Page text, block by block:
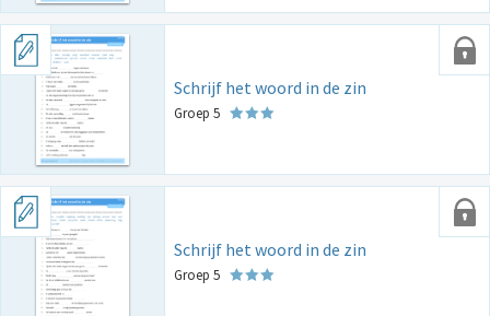
Schrijf het woord in de zin
Groep 5
Schrijf het woord in de zin
Groep 5